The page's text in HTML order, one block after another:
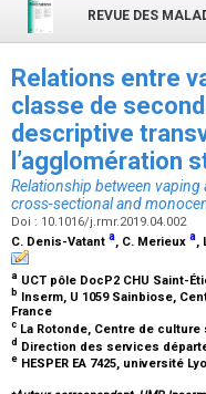
REVUE DES
Relations entre
classe de
descriptive
l’agglomération
Relationship between
cross-sectional and
Doi : 10.1016/j.rmr.2019.04.002
C. Denis-Vatant a, C. Merieux a,
a UCT pôle DocP2 CHU Saint-
b Inserm, U 1059 Sainbiose,
France
c La Rotonde, Centre de
d Direction des services
e HESPER EA 7425, université
⁎